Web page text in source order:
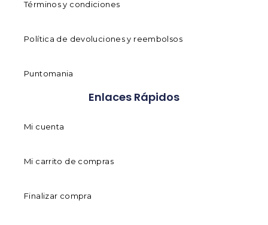
Términos y condiciones
Política de devoluciones y reembolsos
Puntomania
Enlaces Rápidos
Mi cuenta
Mi carrito de compras
Finalizar compra